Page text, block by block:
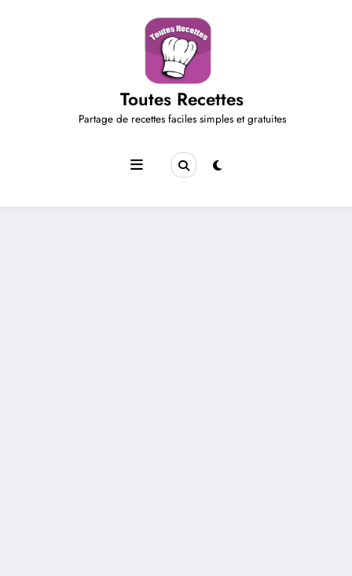
Toutes Recettes
Partage de recettes faciles simples et gratuites